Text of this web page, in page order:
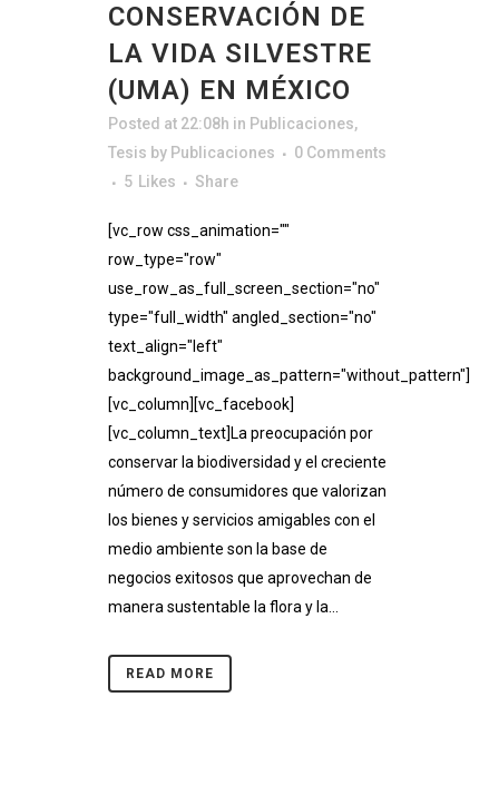
CONSERVACIÓN DE
LA VIDA SILVESTRE
(UMA) EN MÉXICO
Posted at 22:08h in Publicaciones,
Tesis by Publicaciones
0 Comments
5 Likes Share
[vc_row css_animation=""
row_type="row"
use_row_as_full_screen_section="no"
type="full_width" angled_section="no"
text_align="left"
background_image_as_pattern="without_pattern"]
[vc_column][vc_facebook]
[vc_column_text]La preocupación por
conservar la biodiversidad y el creciente
número de consumidores que valorizan
los bienes y servicios amigables con el
medio ambiente son la base de
negocios exitosos que aprovechan de
manera sustentable la flora y la...
READ MORE